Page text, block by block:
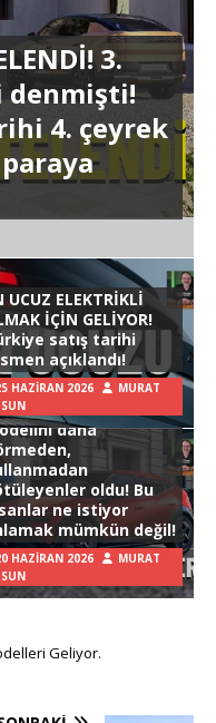
3.
denmişti!
4. çeyrek
UCUZ ELEKTRİKLİ
İÇİN GELİYOR!
satış tarihi
açıklandı!
HAZIRAN 2026
MURAT
Ioniq 3
daha
oldu! Bu
ne istiyor
mümkün değil!
HAZIRAN 2026
MURAT
Geliyor.